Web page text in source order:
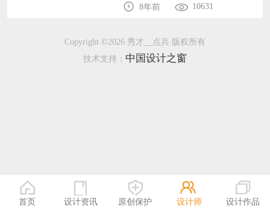
8年前 10631
Copyright ©2026 秀才__点兵 版权所有
技术支持： 中国设计之窗
首页 设计资讯 原创保护 设计师 设计作品